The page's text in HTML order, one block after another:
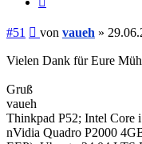
#51 Beitrag
von vaueh »
Vielen Dank für Eure
Gruß
vaueh
Thinkpad P52; Intel
nVidia Quadro P2000